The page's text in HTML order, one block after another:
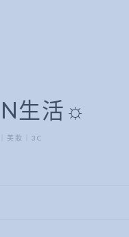
生活☼
美妝｜3C